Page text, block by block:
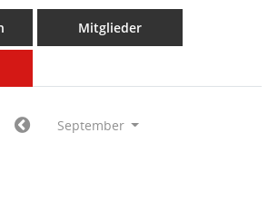
Mitglieder
September